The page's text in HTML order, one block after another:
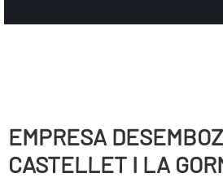
EMPRESA
CASTELLET I LA